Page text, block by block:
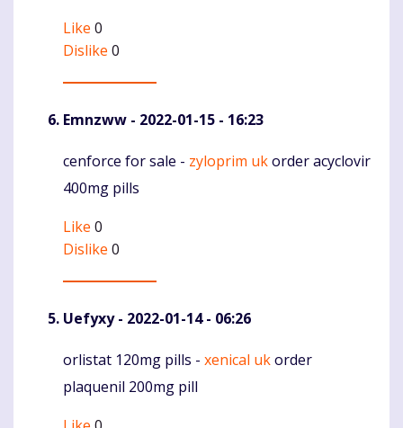
Like 0
Dislike 0
Emnzww - 2022-01-15 - 16:23
Komentaras
cenforce for sale - zyloprim ukorder acyclovir
400mg pills
Like 0
Dislike 0
Uefyxy- 2022-01-14 - 06:26
Komentaras
orlistat 120mg pills - xenical ukorder
plaquenil 200mg pill